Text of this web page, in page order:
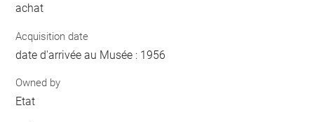
achat
Acquisition date
date d'arrivée au Musée : 1956
Owned by
Etat